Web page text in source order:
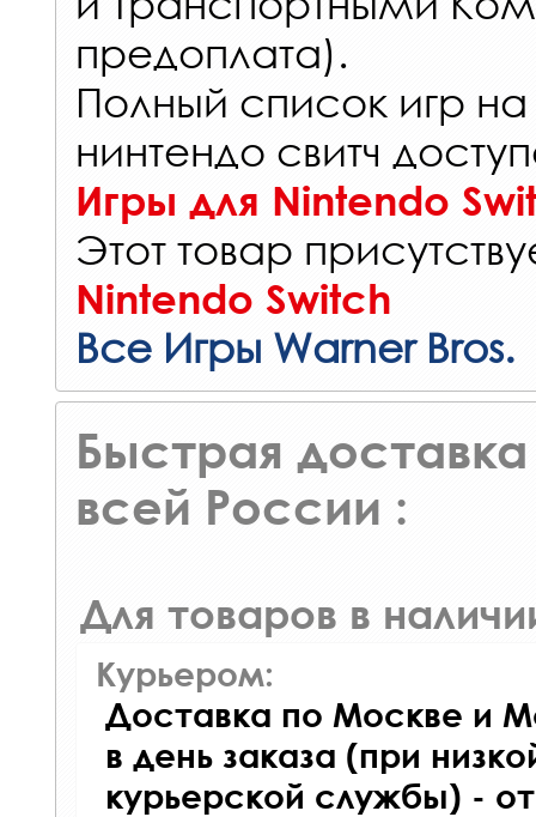
предоплата).
Полный список игр
нинтендо свитч
Игры для Nintendo
Этот товар
Nintendo Switch
Все Игры Warner Bros.
Быстрая доставка
всей России :
Для товаров в
Курьером:
Доставка по Москве и
в день заказа (при
курьерской службы) -